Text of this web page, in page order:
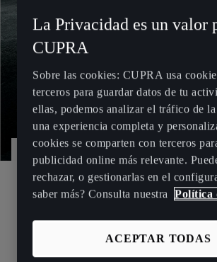
CUPRA
Te desvelamos el nuevo concept car
La Privacidad es un valor
CUPRA
Sobre las cookies: CUPRA usa
terceros para guardar datos de tu
ellas, podemos analizar el tráfico de
una experiencia completa y
cookies se comparten con terceros
publicidad online más relevante.
rechazar, o gestionarlas en el
saber más? Consulta nuestra
Política
ACEPTAR TODAS